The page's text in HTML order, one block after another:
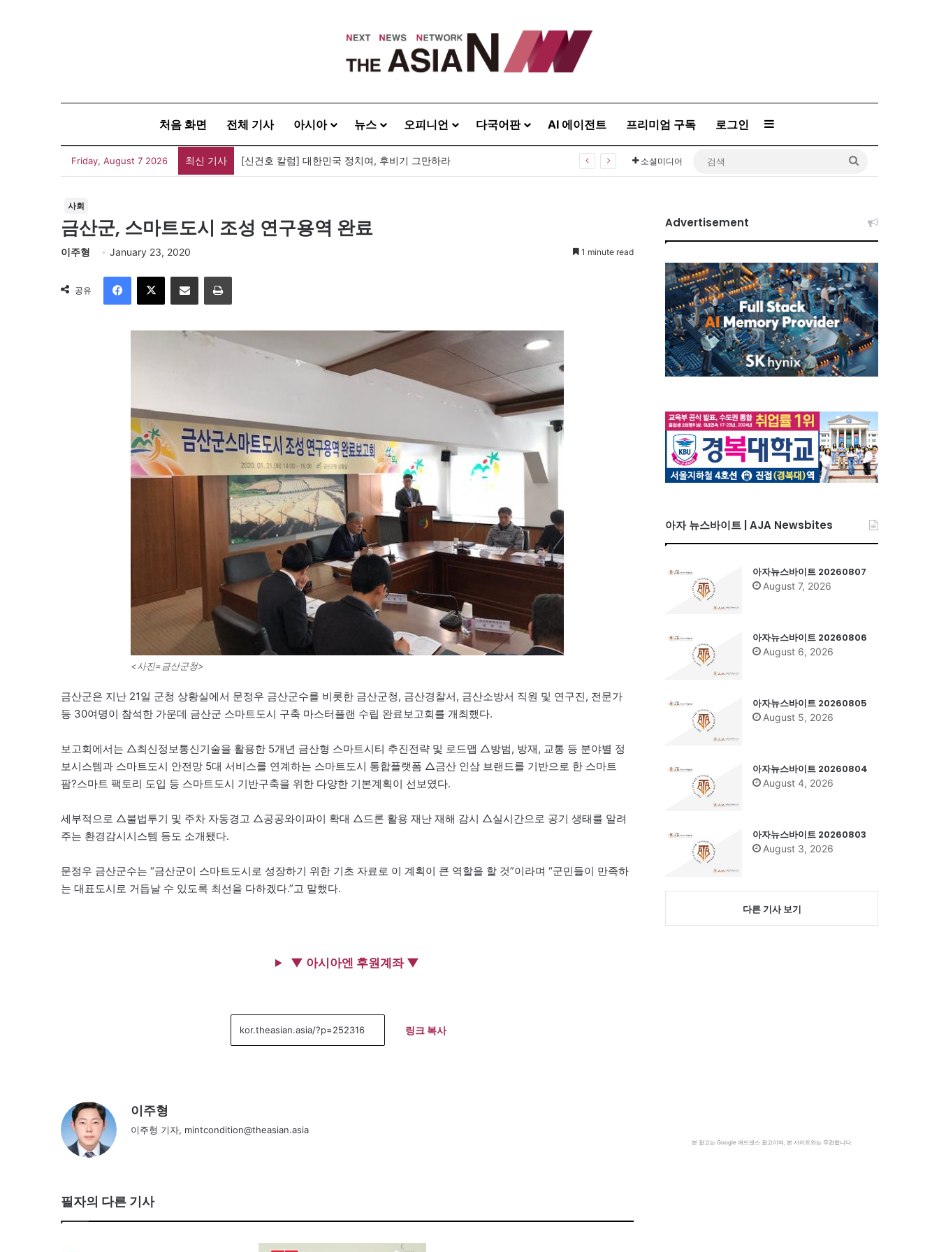
처음 화면 전체 기사 아시아 뉴스 오피니언 다국어판 AI 에이전트 프리미엄 구독 로그인 Sidebar
Friday, August 7 2026 최신 기사 [신건호 칼럼] 대한민국 정치여, 후비기 그만하라 소셜미디어
사회
금산군, 스마트도시 조성 연구용역 완료
이주형 January 23, 2020 1 minute read
공유
이메일
<사진=금산군청>
금산군은 지난 21일 군청 상황실에서 문정우 금산군수를 비롯한 금산군청, 금산경찰서, 금산소방서 직원 및 연구진, 전문가
등 30여명이 참석한 가운데 금산군 스마트도시 구축 마스터플랜 수립 완료보고회를 개최했다.
보고회에서는 △최신정보통신기술을 활용한 5개년 금산형 스마트시티 추진전략 및 로드맵 △방범, 방재, 교통 등 분야별 정
보시스템과 스마트도시 안전망 5대 서비스를 연계하는 스마트도시 통합플랫폼 △금산 인삼 브랜드를 기반으로 한 스마트
팜?스마트 팩토리 도입 등 스마트도시 기반구축을 위한 다양한 기본계획이 선보였다.
세부적으로 △불법투기 및 주차 자동경고 △공공와이파이 확대 △드론 활용 재난 재해 감시 △실시간으로 공기 생태를 알려
주는 환경감시시스템 등도 소개됐다.
문정우 금산군수는 “금산군이 스마트도시로 성장하기 위한 기초 자료로 이 계획이 큰 역할을 할 것”이라며 “군민들이 만족하
는 대표도시로 거듭날 수 있도록 최선을 다하겠다.”고 말했다.
▼ 아시아엔 후원계좌 ▼
링크 복사
이주형
이주형 기자, mintcondition@theasian.asia
필자의 다른 기사
Advertisement
아자 뉴스바이트 | AJA Newsbites
아자뉴스바이트 20260807
August 7, 2026
아자뉴스바이트 20260806
August 6, 2026
아자뉴스바이트 20260805
August 5, 2026
아자뉴스바이트 20260804
August 4, 2026
아자뉴스바이트 20260803
August 3, 2026
다른 기사 보기
본 광고는 Google 애드센스 광고이며, 본 사이트와는 무관합니다.